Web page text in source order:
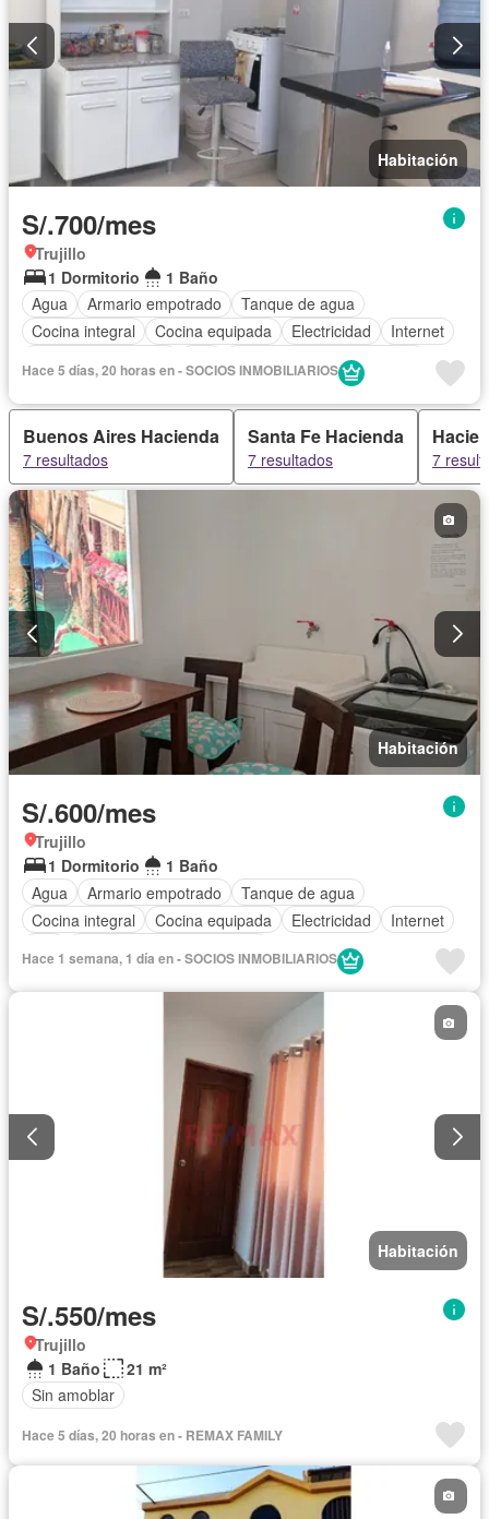
Habitación
S/.700/mes
Trujillo
1 Dormitorio
1 Baño
Agua
Armario empotrado
Tanque de agua
Cocina integral
Cocina equipada Electricidad
Internet
Completamente amoblado
Hace 5 días, 20 horas en - SOCIOS INMOBILIARIOS
Buenos Aires Hacienda
7 resultados
Santa Fe Hacienda
7 resultados 7
Habitación
S/.600/mes
Trujillo
1 Dormitorio
1 Baño
Agua
Armario empotrado
Tanque de agua
Cocina integral
Cocina equipada Electricidad
Internet
Hace 1 semana, 1 día en - SOCIOS INMOBILIARIOS
Habitación
S/.550/mes
Trujillo
1 Baño
21 m²
Sin amoblar
Hace 5 días, 20 horas en - REMAX FAMILY